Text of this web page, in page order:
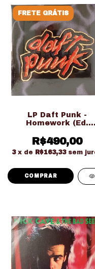
FRETE GRÁTIS
LP Daft Punk -
Homework (Ed.
GatefoldR$490,00
3 x de R$163,33 sem